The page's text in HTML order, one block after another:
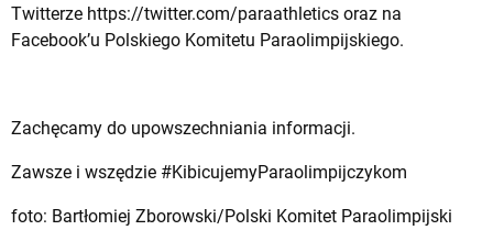
Twitterze https://twitter.com/paraathletics oraz na
Facebook’u Polskiego Komitetu Paraolimpijskiego.
Zachęcamy do upowszechniania informacji.
Zawsze i wszędzie #KibicujemyParaolimpijczykom
foto: Bartłomiej Zborowski/Polski Komitet Paraolimpijski